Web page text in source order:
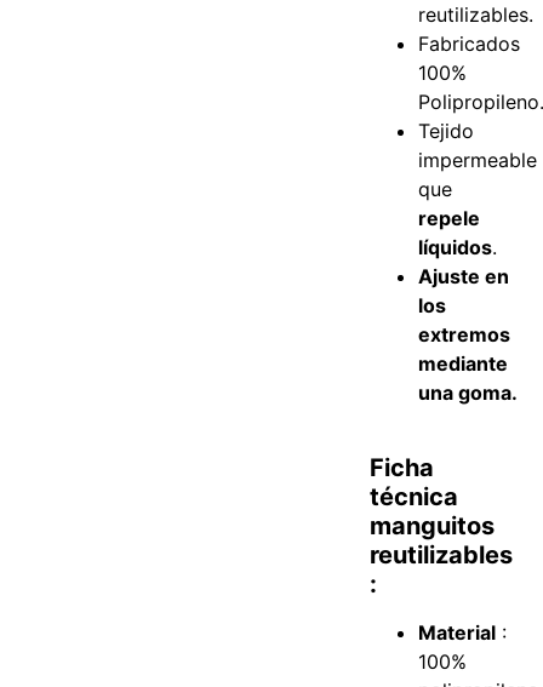
reutilizables.
Fabricados
100%
Tejido
impermeable
que
repele
líquidos.
Ajuste en
los
extremos
mediante
una goma.
Ficha
técnica
manguitos
reutilizables
:
Material :
100%